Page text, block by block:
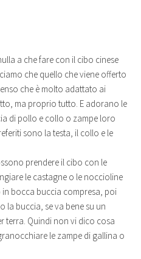
a che fare con il cibo cinese
che quello che viene offerto
che è molto adattato ai
ma proprio tutto. E adorano le
di pollo e collo o zampe loro
sono la testa, il collo e le
prendere il cibo con le
le castagne o le noccioline
bocca buccia compresa, poi
la buccia, se va bene su un
terra. Quindi non vi dico cosa
le zampe di gallina o